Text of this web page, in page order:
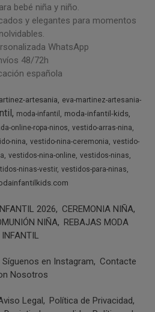
bebé niña y niño.
y elegantes para momentos
WhatsApp
48/72h
española
artesania
eva-martinez-artesania-
moda-infantil
moda-infantil-kids
online-ropa-ninos vestido-arras-nina
nina vestido-nina-ceremonia vestido-
vestidos-nina-online vestidos-ninas
ninas-vestir vestidos-para-ninas
2026
CEREMONIA NIÑA
NIÑA REBAJAS MODA
INFANTIL
Síguenos en Instagram
Contacte
Nosotros
Legal
Política de Privacidad